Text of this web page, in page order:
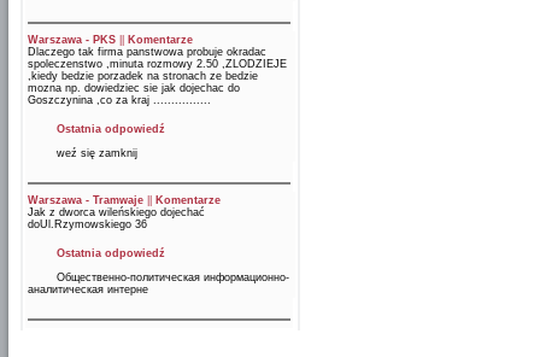
Warszawa - PKS
Komentarze
Dlaczego tak firma panstwowa probuje okradac
spoleczenstwo ,minuta rozmowy 2.50 ,ZLODZIEJE
,kiedy bedzie porzadek na stronach ze bedzie
mozna np. dowiedziec sie jak dojechac do
Goszczynina ,co za kraj ................
Ostatnia odpowiedź
weź się zamknij
Warszawa - Tramwaje
Komentarze
Jak z dworca wileńskiego dojechać
doUl.Rzymowskiego 36
Ostatnia odpowiedź
Общественно-политическая информационно-
аналитическая интерне